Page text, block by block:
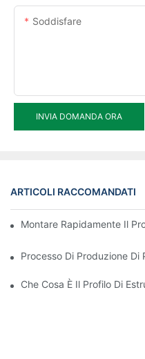
Soddisfare
INVIA DOMANDA ORA
ARTICOLI RACCOMANDATI
Montare Rapidamente Il
Processo Di Produzione Di
Che Cosa È Il Profilo Di